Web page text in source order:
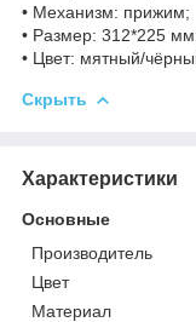
• Механизм: прижим;
• Размер: 312*225
• Цвет: мятный/
Скрыть
Характеристики
Основные
Производитель
Цвет
Материал